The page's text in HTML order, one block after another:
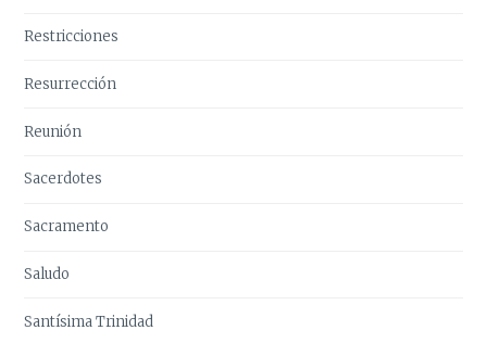
Restricciones
Resurrección
Reunión
Sacerdotes
Sacramento
Saludo
Santísima Trinidad